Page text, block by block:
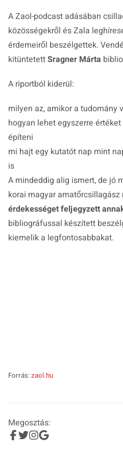
A Zaol-podcast adásában
közösségekről és Zala
érdemeiről beszélgettek.
kitüntetettSragner Márta
A riportból kiderül:
milyen az, amikor a tudomány
hogyan lehet egyszerre
építeni
mi hajt egy kutatót nap mint
is
A mindeddig alig ismert, de jó
korai magyar amatőrcsillagász
érdekességet feljegyzett
bibliográfussal készített
kiemelik a legfontosabbakat.
Forrás:zaol.hu
Megosztás: